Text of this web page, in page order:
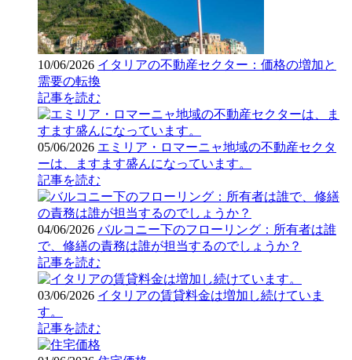
10/06/2026 イタリアの不動産セクター：価格の増加と
需要の転換
記事を読む
05/06/2026 エミリア・ロマーニャ地域の不動産セクタ
ーは、ますます盛んになっています。
記事を読む
04/06/2026 バルコニー下のフローリング：所有者は誰
で、修繕の責務は誰が担当するのでしょうか？
記事を読む
03/06/2026 イタリアの賃貸料金は増加し続けていま
す。
記事を読む